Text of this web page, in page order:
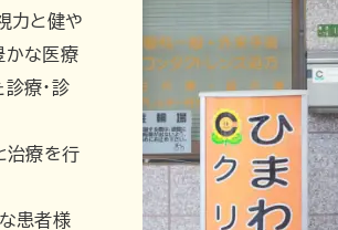
力と健や
かな医療
療・診
治療を行
患者様